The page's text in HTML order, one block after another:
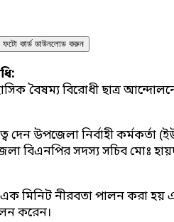
কার্ড ডাউনলোড করুন
বৈষম্য বিরোধী ছাত্র
দেন উপজেলা নির্বাহী
বিএনপির সদস্য সচিব মোঃ
এক মিনিট নীরবতা পালন করা
করেন।